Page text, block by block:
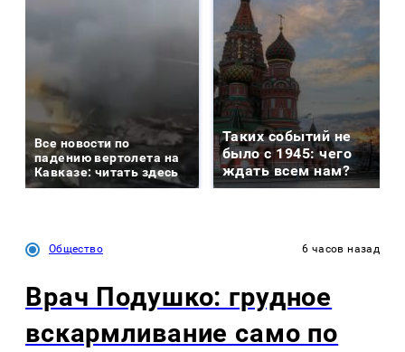
Все новости по
падению вертолета на
Кавказе: читать здесь
Таких событий не
было с 1945: чего
ждать всем нам?
Общество 6 часов назад
Врач Подушко: грудное
вскармливание само по